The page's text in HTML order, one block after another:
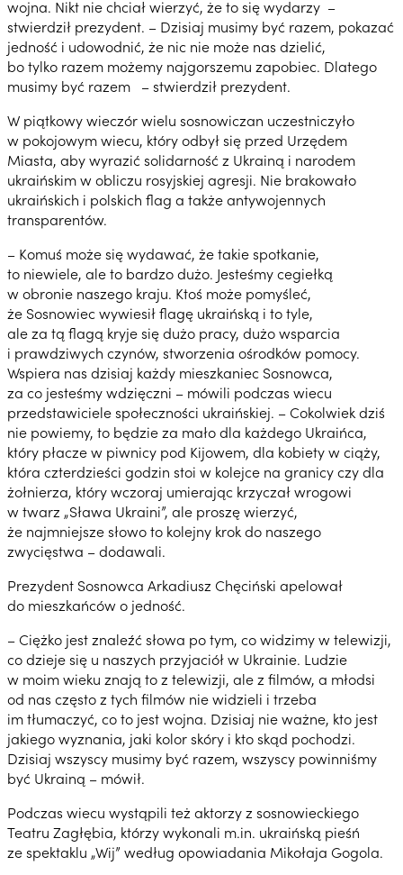
wojna. Nikt nie chciał wierzyć, że to się wydarzy –
stwierdził prezydent. – Dzisiaj musimy być razem, pokazać
jedność i udowodnić, że nic nie może nas dzielić,
bo tylko razem możemy najgorszemu zapobiec. Dlatego
musimy być razem – stwierdził prezydent.
W piątkowy wieczór wielu sosnowiczan uczestniczyło
w pokojowym wiecu, który odbył się przed Urzędem
Miasta, aby wyrazić solidarność z Ukrainą i narodem
ukraińskim w obliczu rosyjskiej agresji. Nie brakowało
ukraińskich i polskich flag a także antywojennych
transparentów.
– Komuś może się wydawać, że takie spotkanie,
to niewiele, ale to bardzo dużo. Jesteśmy cegiełką
w obronie naszego kraju. Ktoś może pomyśleć,
że Sosnowiec wywiesił flagę ukraińską i to tyle,
ale za tą flagą kryje się dużo pracy, dużo wsparcia
i prawdziwych czynów, stworzenia ośrodków pomocy.
Wspiera nas dzisiaj każdy mieszkaniec Sosnowca,
za co jesteśmy wdzięczni – mówili podczas wiecu
przedstawiciele społeczności ukraińskiej. – Cokolwiek dziś
nie powiemy, to będzie za mało dla każdego Ukraińca,
który płacze w piwnicy pod Kijowem, dla kobiety w ciąży,
która czterdzieści godzin stoi w kolejce na granicy czy dla
żołnierza, który wczoraj umierając krzyczał wrogowi
w twarz „Sława Ukraini”, ale proszę wierzyć,
że najmniejsze słowo to kolejny krok do naszego
zwycięstwa – dodawali.
Prezydent Sosnowca Arkadiusz Chęciński apelował
do mieszkańców o jedność.
– Ciężko jest znaleźć słowa po tym, co widzimy w telewizji,
co dzieje się u naszych przyjaciół w Ukrainie. Ludzie
w moim wieku znają to z telewizji, ale z filmów, a młodsi
od nas często z tych filmów nie widzieli i trzeba
im tłumaczyć, co to jest wojna. Dzisiaj nie ważne, kto jest
jakiego wyznania, jaki kolor skóry i kto skąd pochodzi.
Dzisiaj wszyscy musimy być razem, wszyscy powinniśmy
być Ukrainą – mówił.
Podczas wiecu wystąpili też aktorzy z sosnowieckiego
Teatru Zagłębia, którzy wykonali m.in. ukraińską pieśń
ze spektaklu „Wij” według opowiadania Mikołaja Gogola.